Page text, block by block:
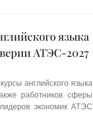
языка
АТЭС-2027
английского языка
работников сферы
экономик АТЭС